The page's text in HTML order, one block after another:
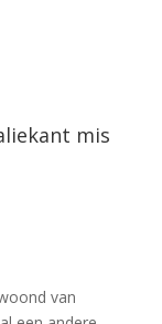
mis
van